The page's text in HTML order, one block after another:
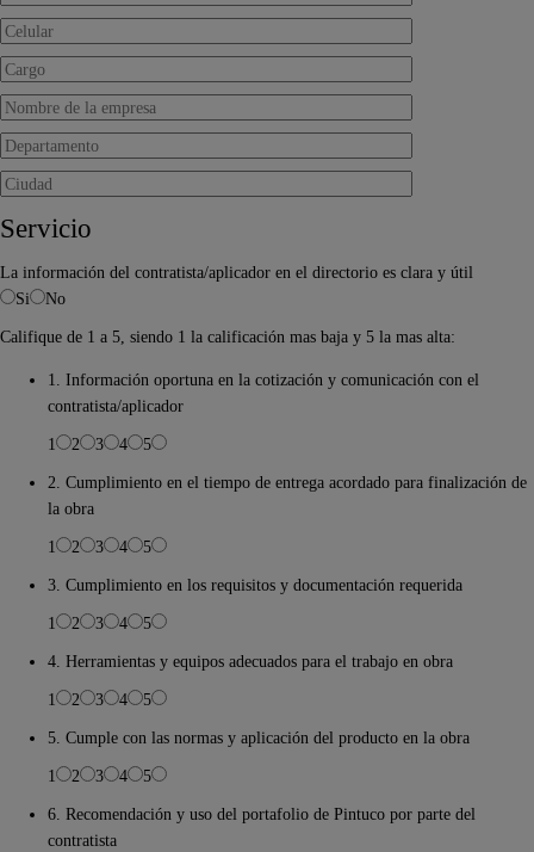
Servicio
La información del contratista/aplicador en el directorio es clara y útil
Si
No
Califique de 1 a 5, siendo 1 la calificación mas baja y 5 la mas alta:
1. Información oportuna en la cotización y comunicación con el
contratista/aplicador
1
2 3 4
5
2. Cumplimiento en el tiempo de entrega acordado para finalización de
la obra
1
2 3 4
5
3. Cumplimiento en los requisitos y documentación requerida
1
2 3 4
5
4. Herramientas y equipos adecuados para el trabajo en obra
1
2 3 4
5
5. Cumple con las normas y aplicación del producto en la obra
1
2 3 4
5
6. Recomendación y uso del portafolio de Pintuco por parte del
contratista